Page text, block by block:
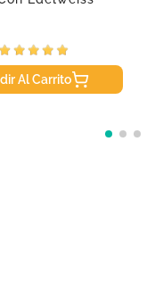
Al Carrito